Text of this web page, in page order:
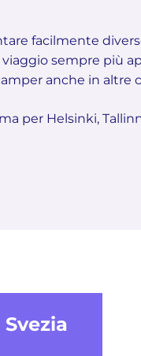
facilmente
sempre più
anche in altre
per Helsinki,
Svezia